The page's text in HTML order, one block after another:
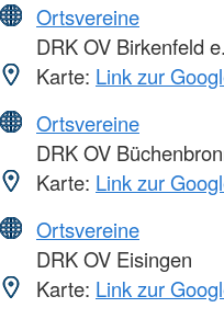
Ortsvereine
DRK OV Birkenfeld
Karte: Link zur
Ortsvereine
DRK OV
Karte: Link zur
Ortsvereine
DRK OV Eisingen
Karte: Link zur